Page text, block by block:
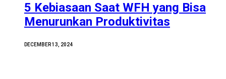
5 Kebiasaan Saat WFH yang Bisa
Menurunkan Produktivitas
DECEMBER 13, 2024